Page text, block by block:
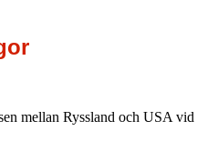
mellan Ryssland och USA vid